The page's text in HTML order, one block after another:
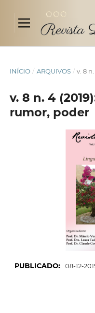
INÍCIO / ARQUIVOS / v. 8
v. 8 n. 4
rumor, poder
PUBLICADO: 08-12-